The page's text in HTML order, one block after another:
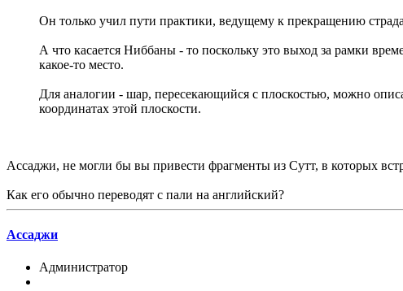
Он только учил пути практики, ведущему к прекращению
А что касается Ниббаны - то поскольку это выход за рамки
какое-то место.
Для аналогии - шар, пересекающийся с плоскостью, можно
координатах этой плоскости.
Ассаджи, не могли бы вы привести фрагменты из Сутт, в которых
Как его обычно переводят с пали на английский?
Ассаджи
Администратор